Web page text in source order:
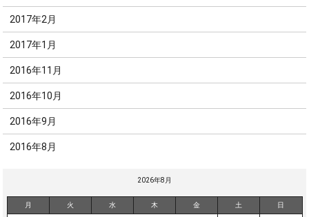
2017年2月
2017年1月
2016年11月
2016年10月
2016年9月
2016年8月
2026年8月
月 火 水 木 金 土 日